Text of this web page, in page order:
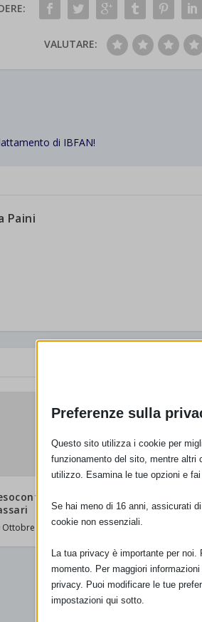
VALUTARE:
di IBFAN!
Paini
Sam 2013 a
Ottobre 2013
Viterbo
Preferenze sulla
Questo sito utilizza i cookie per
funzionamento del sito, mentre altri
utilizzo. Esamina le tue opzioni e
Se hai meno di 16 anni, assicurati
cookie non essenziali.
La tua privacy è importante per
momento. Per maggiori
privacy. Puoi modificare le tue
impostazioni qui sotto.